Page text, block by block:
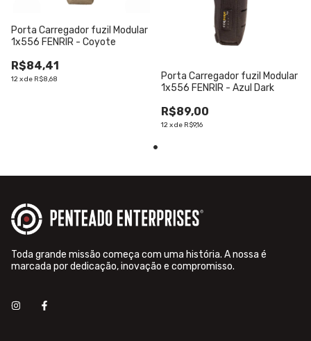
Porta Carregador fuzil Modular
1x556 FENRIR - Coyote
R$84,41
12xde R$8,68
Porta Carregador fuzil Modular
1x556 FENRIR - Azul Dark
R$89,00
12xde R$9,16
Toda grande missão começa com uma história. A nossa é
marcada por dedicação, inovação e compromisso.